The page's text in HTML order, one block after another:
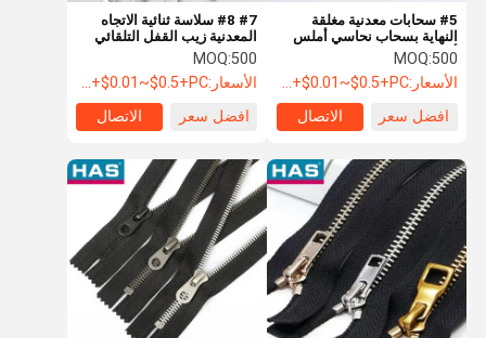
#7 #8 سلاسة ثنائية الاتجاه
المعدنية زيب القفل التلقائي
المنزلق زيب دقيق دقيق
MOQ:500
الأسعار:USD+$0.01~$0.5+PC
افضل سعر
الاتصال
#5 سحابات معدنية مغلقة
النهاية بسحاب نحاسي أملس
أبيض للملابس
MOQ:500
الأسعار:USD+$0.01~$0.5+PC
افضل سعر
الاتصال